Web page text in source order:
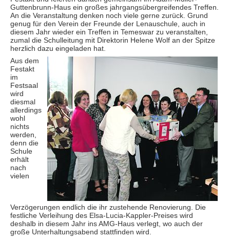
Guttenbrunn-Haus ein großes jahrgangsübergreifendes Treffen.
An die Veranstaltung denken noch viele gerne zurück. Grund
genug für den Verein der Freunde der Lenauschule, auch in
diesem Jahr wieder ein Treffen in Temeswar zu veranstalten,
zumal die Schulleitung mit Direktorin Helene Wolf an der Spitze
herzlich dazu eingeladen hat.
Aus dem
Festakt
im
Festsaal
wird
diesmal
allerdings
wohl
nichts
werden,
denn die
Schule
erhält
nach
vielen
Verzögerungen endlich die ihr zustehende Renovierung. Die
festliche Verleihung des Elsa-Lucia-Kappler-Preises wird
deshalb in diesem Jahr ins AMG-Haus verlegt, wo auch der
große Unterhaltungsabend stattfinden wird.